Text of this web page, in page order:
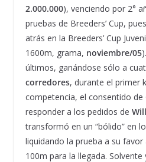
2.000.000), venciendo por 2°
pruebas de Breeders’ Cup,
atrás en la Breeders’ Cup
1600m, grama, noviembre/05
últimos, ganándose sólo a
corredores, durante el primer
competencia, el consentido de
responder a los pedidos de
transformó en un “bólido” en
liquidando la prueba a su
100m para la llegada.